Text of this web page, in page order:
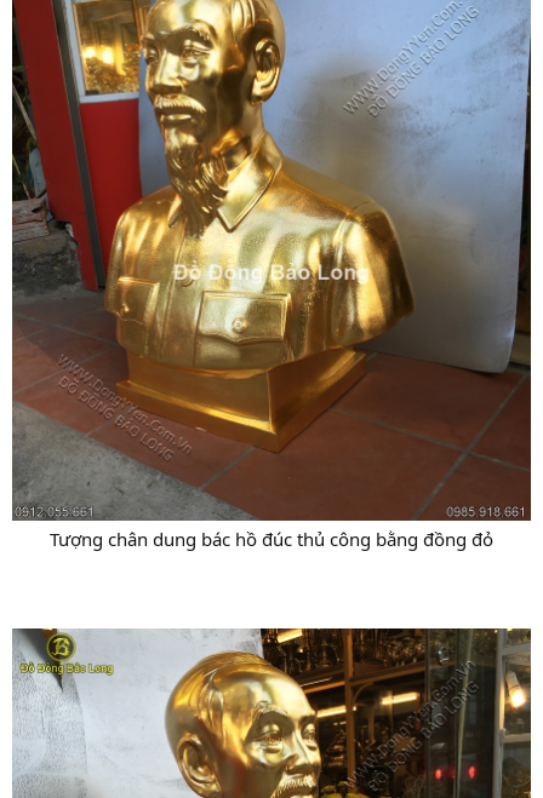
Tượng chân dung bác hồ đúc thủ công bằng đồng đỏ​